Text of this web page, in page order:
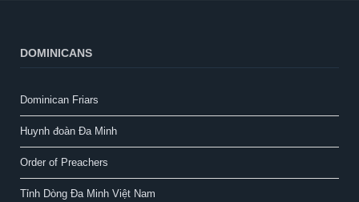
DOMINICANS
Dominican Friars
Huynh đoàn Đa Minh
Order of Preachers
Tỉnh Dòng Đa Minh Việt Nam